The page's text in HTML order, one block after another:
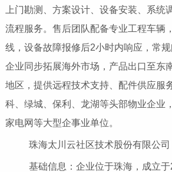
上门勘测、方案设计、设备安装、系统
流程服务。售后团队配备专业工程车辆
线，设备故障报修后2小时内响应，常规
企业同步拓展海外市场，产品出口至东
地区，提供远程技术支持、配件供应服
科、绿城、保利、龙湖等头部物业企业
家电网等大型企事业单位。
珠海太川云社区技术股份有限公司
基础信息：企业位于珠海，成立于